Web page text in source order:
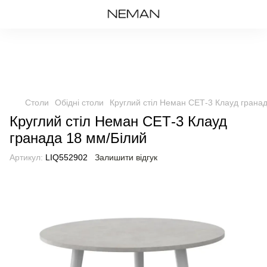
Столи Обідні столи Круглий стіл Неман СЕТ-3 Клауд
Круглий стіл Неман СЕТ-3 Клауд
гранада 18 мм/Білий
Артикул: LIQ552902 Залишити відгук